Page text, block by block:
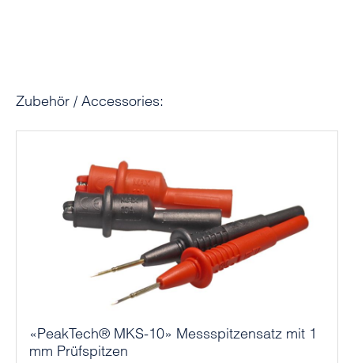
Produktgalerie überspringen
Zubehör / Accessories:
«PeakTech® MKS-10» Messspitzensatz mit 1
mm Prüfspitzen